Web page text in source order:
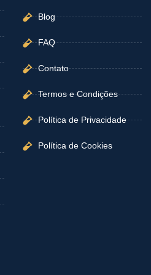
Blog
FAQ
Contato
Termos e Condições
Política de Privacidade
Política de Cookies